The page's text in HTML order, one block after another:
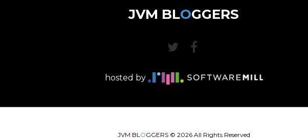
JVM BLOGGERS
hosted by
JVM BLOGGERS © 2026All Rights Reserved